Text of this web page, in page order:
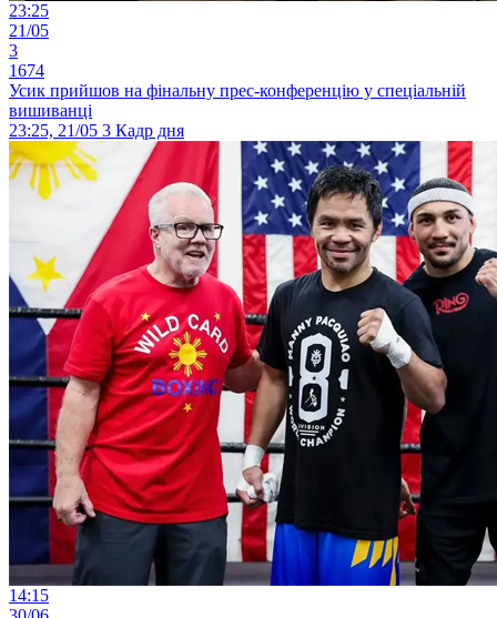
23:25
21/05
3
1674
Усик прийшов на фінальну прес-конференцію у спеціальній
вишиванці
23:25, 21/05 3 Кадр дня
14:15